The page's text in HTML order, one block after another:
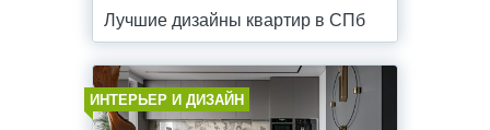
Лучшие дизайны квартир в СПб
ИНТЕРЬЕР И ДИЗАЙН